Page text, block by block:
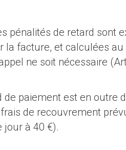
pénalités de retard sont
facture, et calculées au
ne soit nécessaire
paiement est en outre
de recouvrement
jour à 40 €).